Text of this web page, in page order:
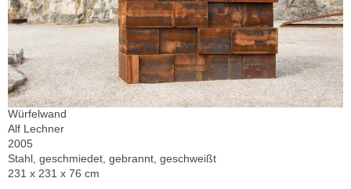
Würfelwand
Alf Lechner
2005
Stahl, geschmiedet, gebrannt, geschweißt
231 x 231 x 76 cm